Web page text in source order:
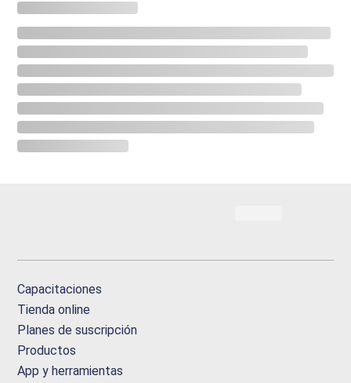
Capacitaciones
Tienda online
Planes de suscripción
Productos
App y herramientas